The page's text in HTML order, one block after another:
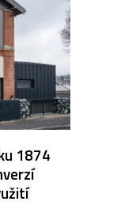
1874